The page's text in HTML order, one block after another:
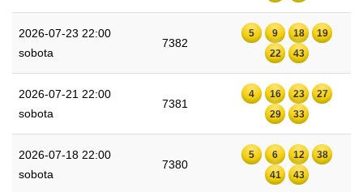
2026-07-23 22:00
sobota
7382
5 9 18
19
22
43
2026-07-21 22:00
sobota
7381
4 16 23
27
29
33
2026-07-18 22:00
sobota
7380
5 6 12
38
41
43